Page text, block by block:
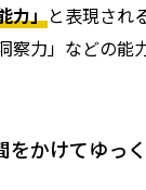
力」と表現され
察力」などの能
をかけてゆっ